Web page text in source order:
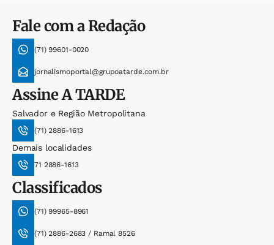
Fale com a Redação
(71) 99601-0020
jornalismoportal@grupoatarde.com.br
AssineA TARDE
Salvador e Região Metropolitana
(71) 2886-1613
Demais localidades
71 2886-1613
Classificados
(71) 99965-8961
(71) 2886-2683 / Ramal 8526